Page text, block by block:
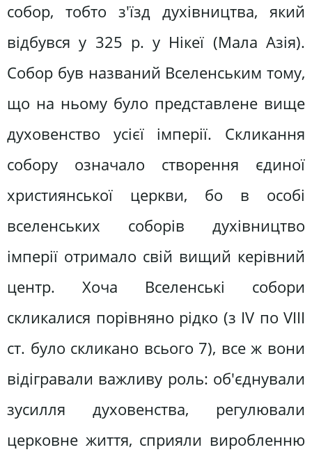
собор, тобто з'їзд духівництва, який
відбувся у 325 р. у Нікеї (Мала Азія).
Собор був названий Вселенським тому,
що на ньому було представлене вище
духовенство усієї імперії. Скликання
собору означало створення єдиної
християнської церкви, бо в особі
вселенських соборів духівництво
імперії отримало свій вищий керівний
центр. Хоча Вселенські собори
скликалися порівняно рідко (з IV по VIII
ст. було скликано всього 7), все ж вони
відігравали важливу роль: об'єднували
зусилля духовенства, регулювали
церковне життя, сприяли виробленню